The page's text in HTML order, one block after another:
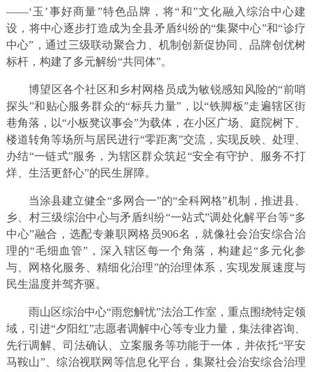
——‘玉’事好商量”特色品牌，将“和”文化融入综治中心建
设，将中心逐步打造成为全县矛盾纠纷的“集聚中心”和“诊疗
中心”，通过三级联动聚合力、机制创新促协同、品牌创优树
标杆，构建了多元解纷“共同体”。
博望区各个社区和乡村网格员成为敏锐感知风险的“前哨
探头”和贴心服务群众的“标兵力量”，以“铁脚板”走遍辖区街
巷角落，以“小板凳议事会”为载体，在小区广场、庭院树下、
楼道转角等场所与居民进行“零距离”交流，实现反映、处理、
办结“一链式”服务，为辖区群众筑起“安全有守护、服务不打
烊、生活更舒心”的民生屏障。
当涂县建立健全“多网合一”的“全科网格”机制，推进县、
乡、村三级综治中心与矛盾纠纷“一站式”调处化解平台等“多
中心”融合，选配专兼职网格员906名，就像社会治安综合治
理的“毛细血管”，深入辖区每一个角落，构建起“多元化参
与、网格化服务、精细化治理”的治理体系，实现发展速度与
民生温度并驾齐驱。
雨山区综治中心“雨您解忧”法治工作室，重点围绕特定领
域，引进“夕阳红”志愿者调解中心等专业力量，集法律咨询、
先行调解、司法确认、立案服务等功能于一体，并依托“平安
马鞍山”、综治视联网等信息化平台，集聚社会治安综合治理